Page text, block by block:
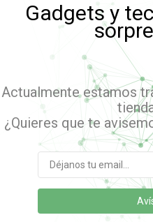
Gadgets y
Actualmente estamos
¿Quieres que te